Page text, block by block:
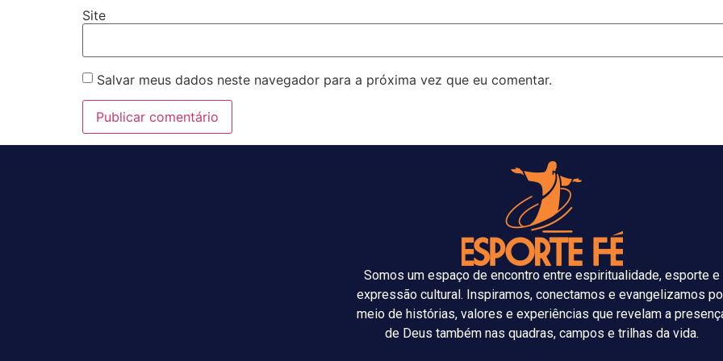
Site
Salvar meus dados neste navegador para a próxima vez que eu comentar.
Somos um espaço de encontro entre espiritualidade, esporte e
expressão cultural. Inspiramos, conectamos e evangelizamos
meio de histórias, valores e experiências que revelam a
de Deus também nas quadras, campos e trilhas da vida.